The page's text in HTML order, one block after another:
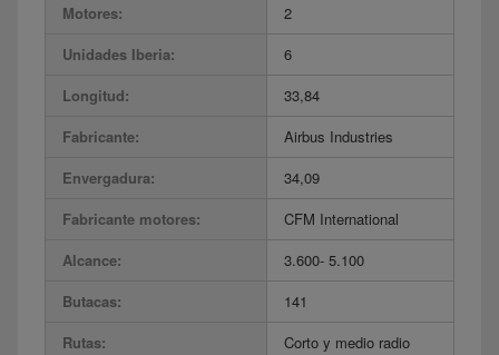
Motores:
2
Unidades Iberia:
6
Longitud:
33,84
Fabricante:
Airbus Industries
Envergadura:
34,09
Fabricante motores:
CFM International
Alcance:
3.600- 5.100
Butacas:
141
Rutas:
Corto y medio radio